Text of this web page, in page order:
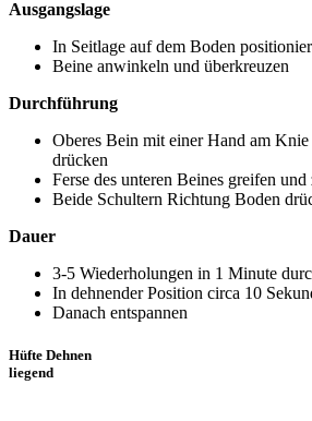
Ausgangslage
In Seitlage auf dem Boden
Beine anwinkeln und überkreuzen
Durchführung
Oberes Bein mit einer Hand am
drücken
Ferse des unteren Beines greifen und
Beide Schultern Richtung Boden
Dauer
3-5 Wiederholungen in 1 Minute
In dehnender Position circa 10
Danach entspannen
Hüfte Dehnen
liegend